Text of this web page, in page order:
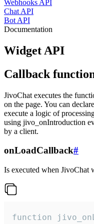
Webhooks API
Chat API
Bot API
Documentation
Widget API
Callback
JivoChat executes the
on the page. You can
execute a logic of
using jivo_onIntroduction
by a client.
onLoadCallback#
Is executed when JivoChat
function